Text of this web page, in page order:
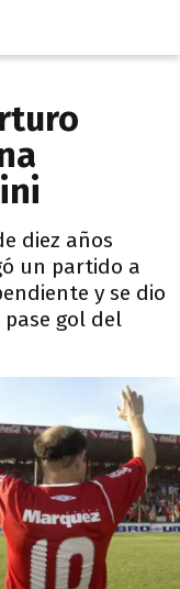
diez años
un partido a
y se dio
gol del